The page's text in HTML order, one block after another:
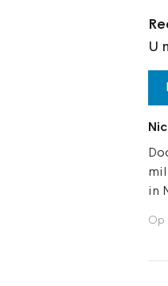
U
in
Op